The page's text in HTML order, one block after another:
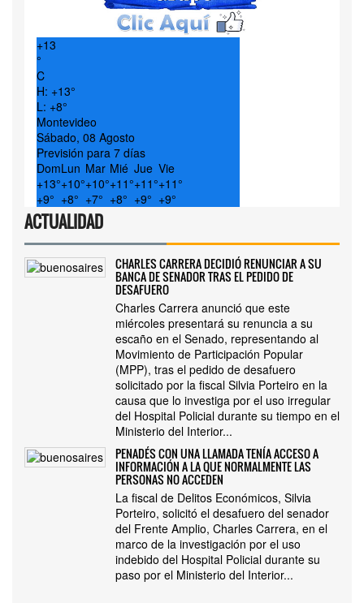
+13
°
C
H: +13°
L: +8°
Montevideo
Sábado, 08 Agosto
Previsión para 7 días
DomLun Mar Mié Jue Vie
+13°+10°+10°+11°+11°+11°
+9° +8° +7° +8° +9° +9°
ACTUALIDAD
CHARLES CARRERA DECIDIÓ RENUNCIAR A SU
BANCA DE SENADOR TRAS EL PEDIDO DE
DESAFUERO
Charles Carrera anunció que este
miércoles presentará su renuncia a su
escaño en el Senado, representando al
Movimiento de Participación Popular
(MPP), tras el pedido de desafuero
solicitado por la fiscal Silvia Porteiro en la
causa que lo investiga por el uso irregular
del Hospital Policial durante su tiempo en el
Ministerio del Interior...
PENADÉS CON UNA LLAMADA TENÍA ACCESO A
INFORMACIÓN A LA QUE NORMALMENTE LAS
PERSONAS NO ACCEDEN
La fiscal de Delitos Económicos, Silvia
Porteiro, solicitó el desafuero del senador
del Frente Amplio, Charles Carrera, en el
marco de la investigación por el uso
indebido del Hospital Policial durante su
paso por el Ministerio del Interior...